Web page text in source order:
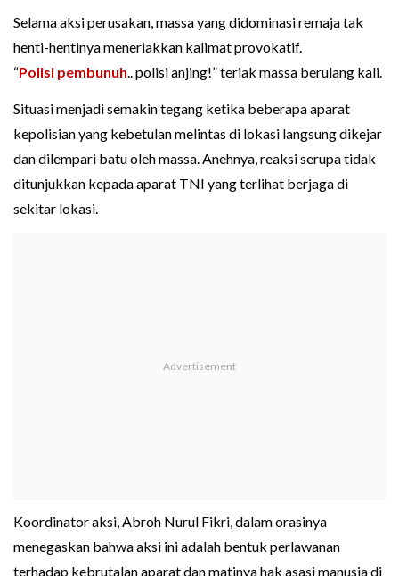
Selama aksi perusakan, massa yang didominasi remaja tak
henti-hentinya meneriakkan kalimat provokatif.
“Polisi pembunuh.. polisi anjing!” teriak massa berulang kali.
Situasi menjadi semakin tegang ketika beberapa aparat
kepolisian yang kebetulan melintas di lokasi langsung dikejar
dan dilempari batu oleh massa. Anehnya, reaksi serupa tidak
ditunjukkan kepada aparat TNI yang terlihat berjaga di
sekitar lokasi.
Koordinator aksi, Abroh Nurul Fikri, dalam orasinya
menegaskan bahwa aksi ini adalah bentuk perlawanan
terhadap kebrutalan aparat dan matinya hak asasi manusia di